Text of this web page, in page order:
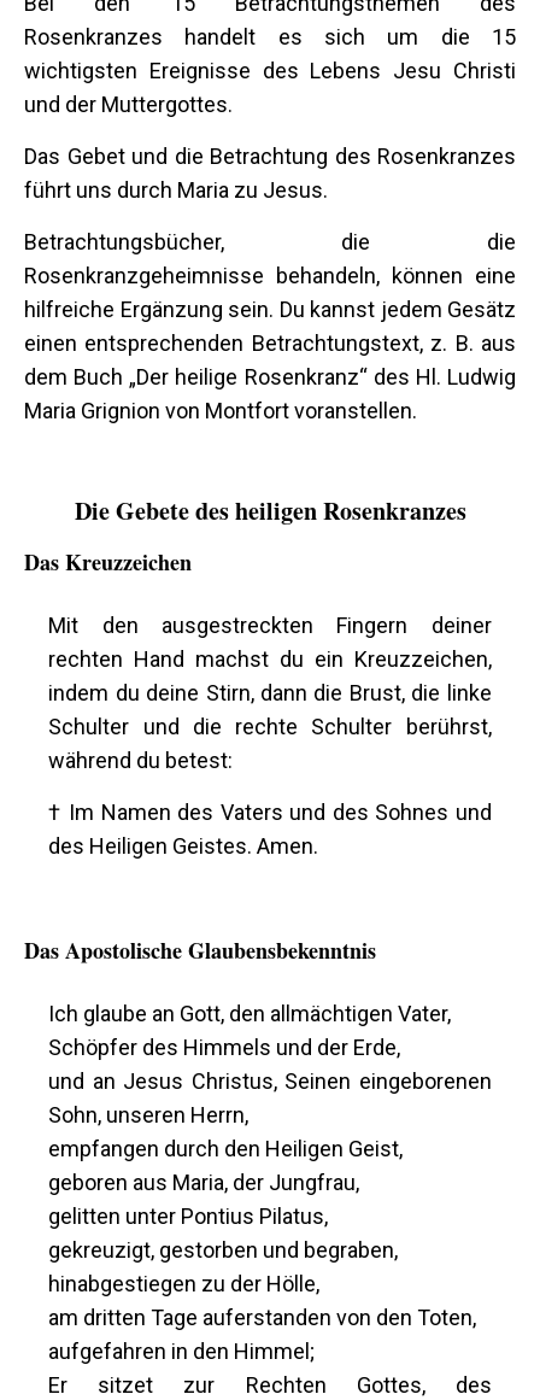
Rosenkranzes handelt es sich um die 15
wichtigsten Ereignisse des Lebens Jesu Christi
und der Muttergottes.
Das Gebet und die Betrachtung des Rosenkranzes
führt uns durch Maria zu Jesus.
Betrachtungsbücher, die die
Rosenkranzgeheimnisse behandeln, können eine
hilfreiche Ergänzung sein. Du kannst jedem Gesätz
einen entsprechenden Betrachtungstext, z. B. aus
dem Buch „Der heilige Rosenkranz“ des Hl. Ludwig
Maria Grignion von Montfort voranstellen.
Die Gebete des heiligen Rosenkranzes
Das Kreuzzeichen
Mit den ausgestreckten Fingern deiner
rechten Hand machst du ein Kreuzzeichen,
indem du deine Stirn, dann die Brust, die linke
Schulter und die rechte Schulter berührst,
während du betest:
† Im Namen des Vaters und des Sohnes und
des Heiligen Geistes. Amen.
Das Apostolische Glaubensbekenntnis
Ich glaube an Gott, den allmächtigen Vater,
Schöpfer des Himmels und der Erde,
und an Jesus Christus, Seinen eingeborenen
Sohn, unseren Herrn,
empfangen durch den Heiligen Geist,
geboren aus Maria, der Jungfrau,
gelitten unter Pontius Pilatus,
gekreuzigt, gestorben und begraben,
hinabgestiegen zu der Hölle,
am dritten Tage auferstanden von den Toten,
aufgefahren in den Himmel;
Er sitzet zur Rechten Gottes, des